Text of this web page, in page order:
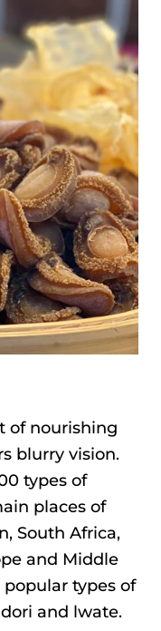
of nourishing
blurry vision.
types of
places of
South Africa,
and Middle
popular types of
and lwate.